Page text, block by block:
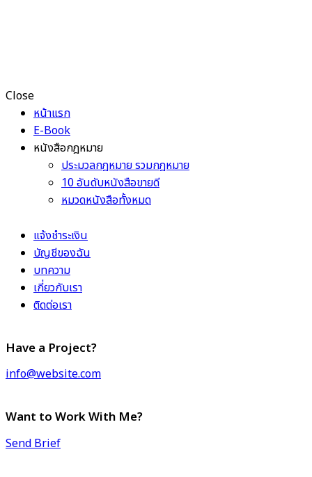
Close
หน้าแรก
E-Book
หนังสือกฎหมาย
ประมวลกฎหมาย รวมกฎหมาย
10 อันดับหนังสือขายดี
หมวดหนังสือทั้งหมด
แจ้งชำระเงิน
บัญชีของฉัน
บทความ
เกี่ยวกับเรา
ติดต่อเรา
Have a Project?
info@website.com
Want to Work With Me?
Send Brief